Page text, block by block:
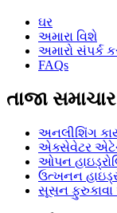
ઘર
અમારા વિશે
અમારો સંપર્ક
FAQs
તાજા સમાચાર
અનલીશિંગ
એક્સેવેટર એટેચ
ઓપન
ઉત્ખનન
સૂસન ફુરુકાવા